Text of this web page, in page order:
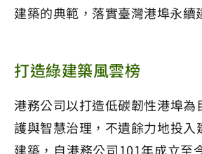
建築的典範，落實臺灣港埠永續
打造綠建築風雲榜
港務公司以打造低碳韌性港埠為
護與智慧治理，不遺餘力地投入
建築，自港務公司101年成立至